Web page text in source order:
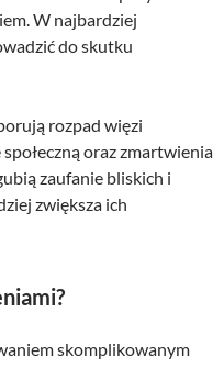
W najbardziej
do skutku
rozpad więzi
oraz zmartwienia
zaufanie bliskich i
zwiększa ich
skomplikowanym